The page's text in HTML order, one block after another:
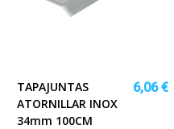
TAPAJUNTAS
ATORNILLAR INOX
34mm 100CM
6,06 €